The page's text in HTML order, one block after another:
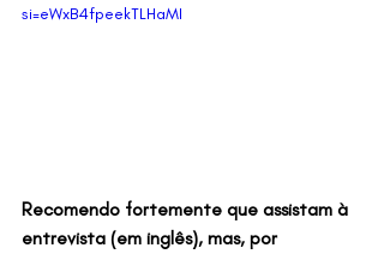
si=eWxB4fpeekTLHaMI
Recomendo fortemente que assistam à
entrevista (em inglês), mas, por